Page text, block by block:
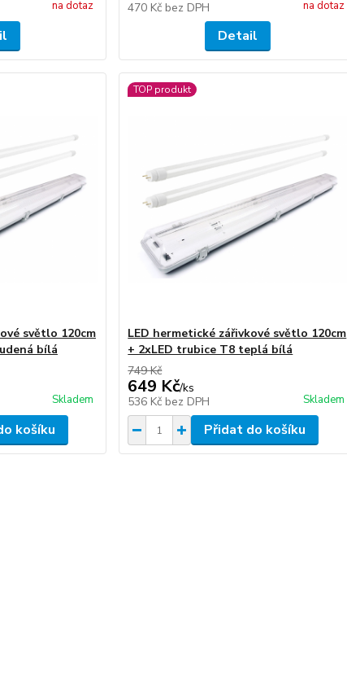
na dotaz 470 Kč bez DPH na dotaz
Detail
světlo 120cm
bílá
Skladem
košíku
TOP produkt
LED hermetické zářivkové světlo 120cm
+ 2xLED trubice T8 teplá bílá
749 Kč
649 Kč/ks
536 Kč bez DPH Skladem
Přidat do košíku